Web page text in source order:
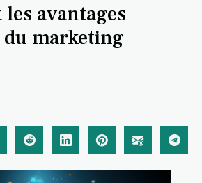
avantages
marketing